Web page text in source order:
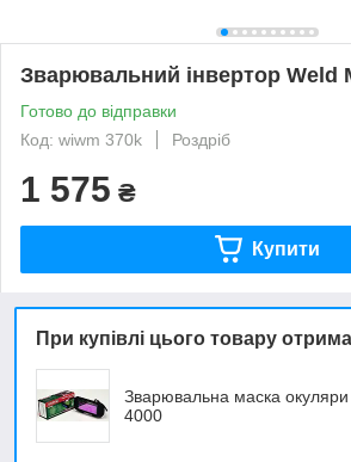
Зварювальний інвертор Weld
Готово до відправки
Код: wiwm 370k
Роздріб
1 575 ₴
Купити
При купівлі цього товару
Зварювальна маска
4000